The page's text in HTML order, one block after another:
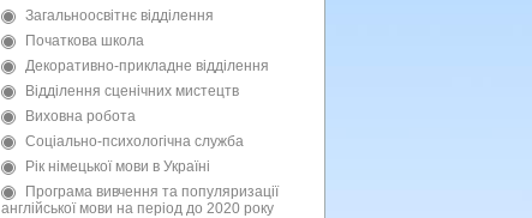
Загальноосвітнє відділення
Початкова школа
Декоративно-прикладне відділення
Відділення сценічних мистецтв
Виховна робота
Соціально-психологічна служба
Рік німецької мови в Україні
Програма вивчення та популяризації
англійської мови на період до 2020 року